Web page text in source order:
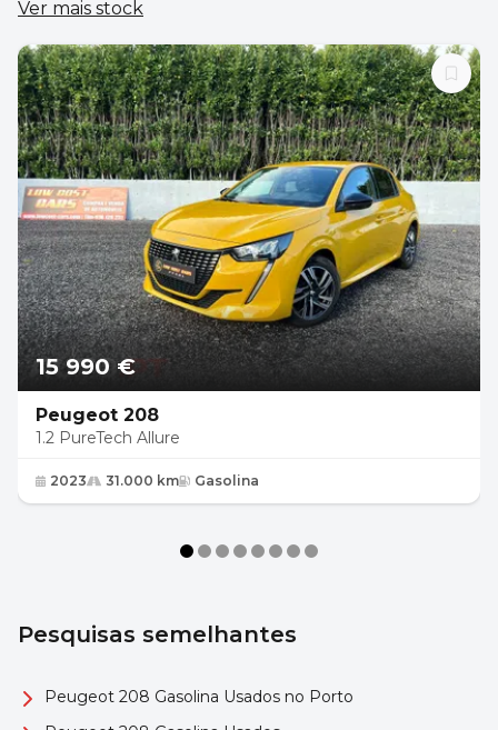
Ver mais stock
15 990 €
Peugeot 208
1.2 PureTech Allure
2023 31.000 km Gasolina
Pesquisas semelhantes
Peugeot 208 Gasolina Usados no Porto